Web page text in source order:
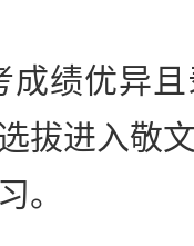
绩优异且
拔进入敬
。